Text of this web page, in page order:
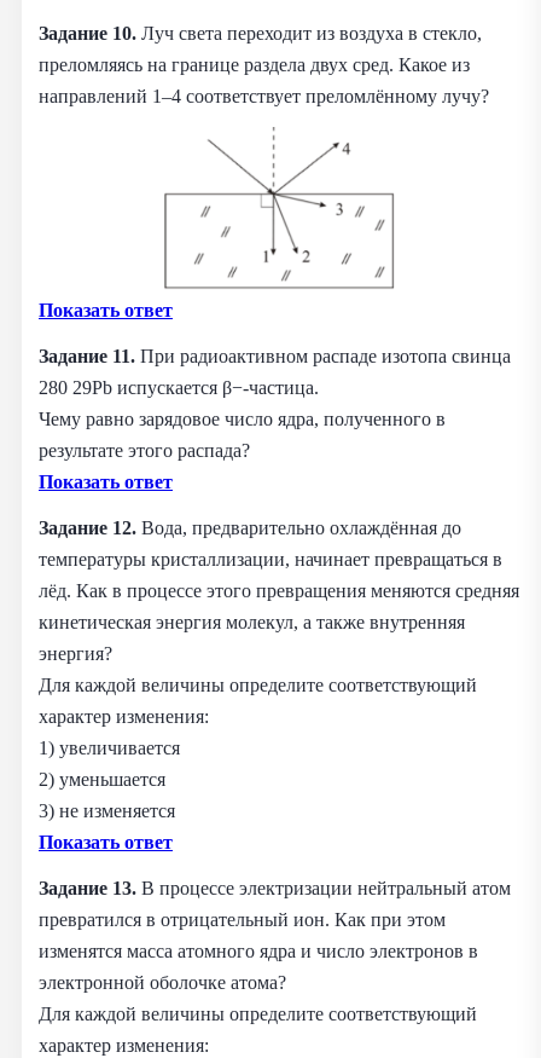
Задание 10. Луч света переходит из воздуха в стекло,
преломляясь на границе раздела двух сред. Какое из
направлений 1–4 соответствует преломлённому лучу?
Показать ответ
Задание 11. При радиоактивном распаде изотопа свинца
280 29Pb испускается β−-частица.
Чему равно зарядовое число ядра, полученного в
результате этого распада?
Показать ответ
Задание 12. Вода, предварительно охлаждённая до
температуры кристаллизации, начинает превращаться в
лёд. Как в процессе этого превращения меняются средняя
кинетическая энергия молекул, а также внутренняя
энергия?
Для каждой величины определите соответствующий
характер изменения:
1) увеличивается
2) уменьшается
3) не изменяется
Показать ответ
Задание 13. В процессе электризации нейтральный атом
превратился в отрицательный ион. Как при этом
изменятся масса атомного ядра и число электронов в
электронной оболочке атома?
Для каждой величины определите соответствующий
характер изменения: